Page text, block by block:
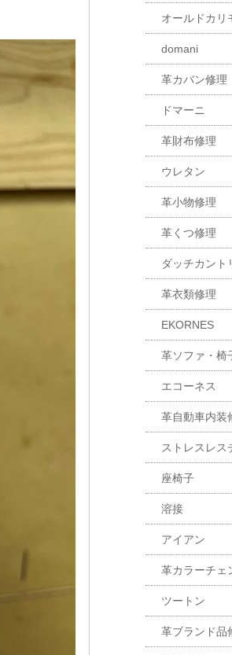
オールドカリ
domani
革カバン修理
ドマーニ
革財布修理
ウレタン
革小物修理
革くつ修理
ダッチカント
革衣類修理
EKORNES
革ソファ・椅
エコーネス
革自動車内装
ストレスレス
座椅子
溶接
アイアン
革カラーチェ
ツートン
革ブランド品